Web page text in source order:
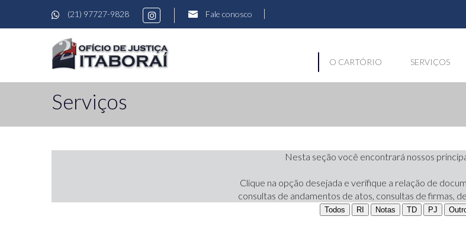
(21) 97727-9828 Fale conosco
O CARTÓRIO SERVIÇOS
Serviços
Nesta seção você encontrará nossos
Clique na opção desejada e verifique a relação de
consultas de andamentos de atos, consultas de firmas,
Todos RI Notas TD PJ